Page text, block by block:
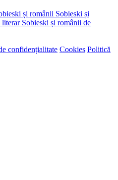
și românii Sobieski și
literar Sobieski și românii de
confidențialitate Cookies Politică